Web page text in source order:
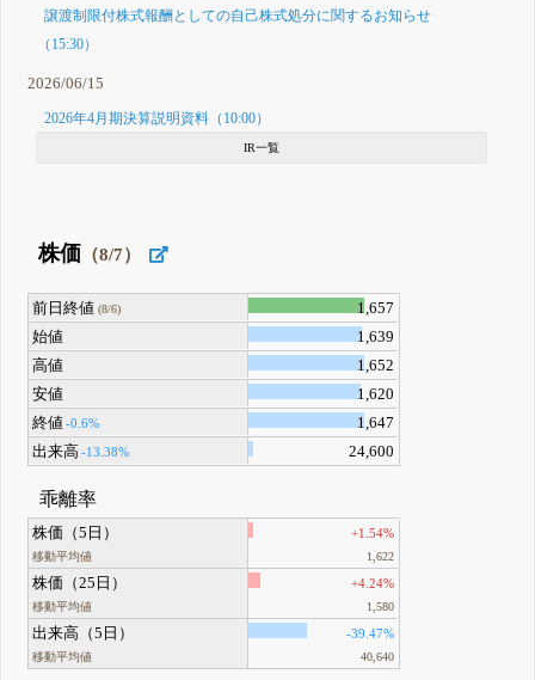
譲渡制限付株式報酬としての自己株式処分に関するお知らせ
（15:30）
2026/06/15
2026年4月期決算説明資料（10:00）
IR一覧
株価 （8/7）
前日終値 (8/6)
1,657
始値
1,639
高値
1,652
安値
1,620
終値-0.6%
1,647
出来高 -13.38% 24,600
乖離率
株価（5日）
移動平均値
+1.54%
1,622
株価（25日）
移動平均値
+4.24%
1,580
出来高（5日）
移動平均値
-39.47%
40,640